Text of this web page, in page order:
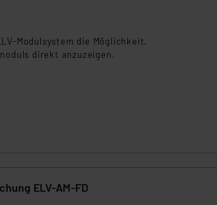
Modulsystem die Möglichkeit,
direkt anzuzeigen.
ELV-AM-FD